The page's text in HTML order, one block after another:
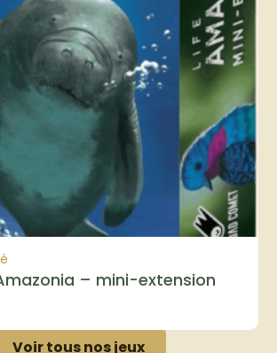
– mini-extension
Voir tous nos jeux